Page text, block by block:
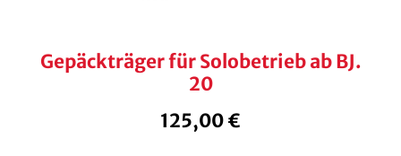
Gepäckträger für Solobetrieb ab BJ.
20
125,00€